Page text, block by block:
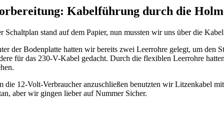
Kabelführung durch die
Schaltplan stand auf dem Papier, nun mussten wir uns über die
der Bodenplatte hatten wir bereits zwei Leerrohre gelegt, um den
für das 230-V-Kabel gedacht. Durch die flexiblen Leerrohre
die 12-Volt-Verbraucher anzuschließen benutzten wir Litzenkabel
aber wir gingen lieber auf Nummer Sicher.